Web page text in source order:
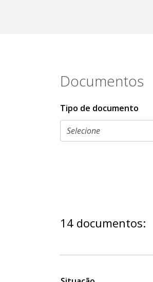
Documentos
Tipo de documento
14 documentos: